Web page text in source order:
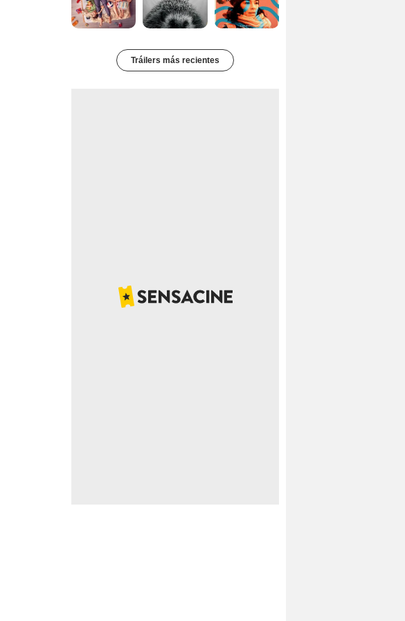
Tráilers más recientes